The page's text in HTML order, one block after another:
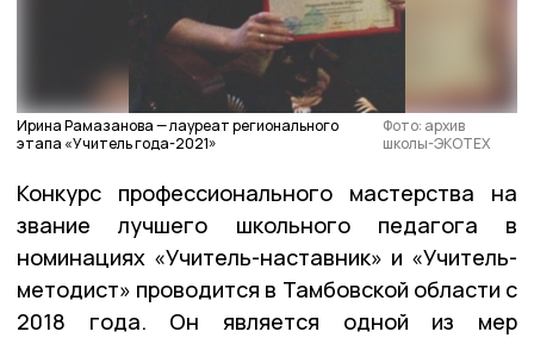
Ирина Рамазанова — лауреат регионального
этапа «Учитель года-2021»
Фото: архив
школы-ЭКОТЕХ
Конкурс профессионального мастерства на
звание лучшего школьного педагога в
номинациях «Учитель-наставник» и «Учитель-
методист» проводится в Тамбовской области с
2018 года. Он является одной из мер